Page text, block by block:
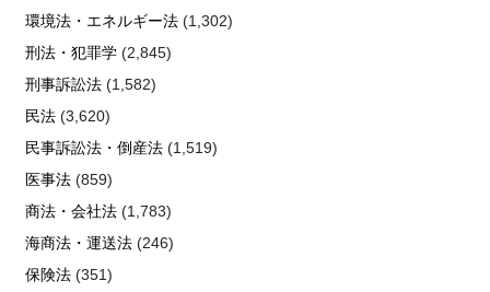
環境法・エネルギー法(1,302)
刑法・犯罪学(2,845)
刑事訴訟法(1,582)
民法(3,620)
民事訴訟法・倒産法(1,519)
医事法(859)
商法・会社法(1,783)
海商法・運送法(246)
保険法(351)